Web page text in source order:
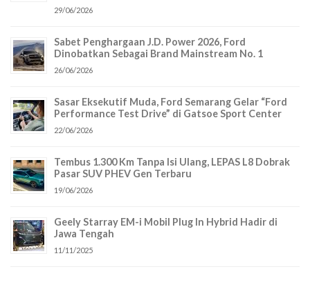
29/06/2026
Sabet Penghargaan J.D. Power 2026, Ford
Dinobatkan Sebagai Brand Mainstream No. 1
26/06/2026
Sasar Eksekutif Muda, Ford Semarang Gelar “Ford
Performance Test Drive” di Gatsoe Sport Center
22/06/2026
Tembus 1.300 Km Tanpa Isi Ulang, LEPAS L8 Dobrak
Pasar SUV PHEV Gen Terbaru
19/06/2026
Geely Starray EM-i Mobil Plug In Hybrid Hadir di
Jawa Tengah
11/11/2025